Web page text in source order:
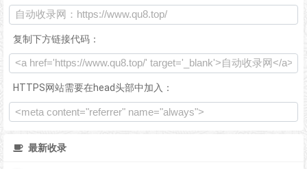
复制下方链接代码：
HTTPS网站需要在head头部中加入：
最新收录